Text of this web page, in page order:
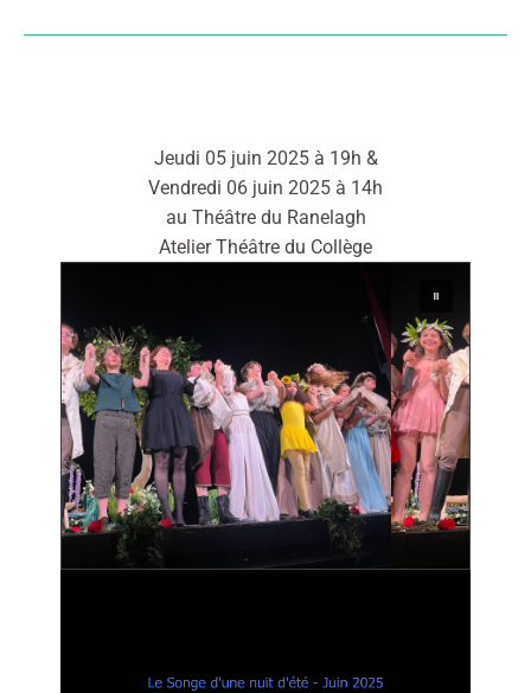
Jeudi 05 juin 2025 à 19h &
Vendredi 06 juin 2025 à 14h
au Théâtre du Ranelagh
Atelier Théâtre du Collège